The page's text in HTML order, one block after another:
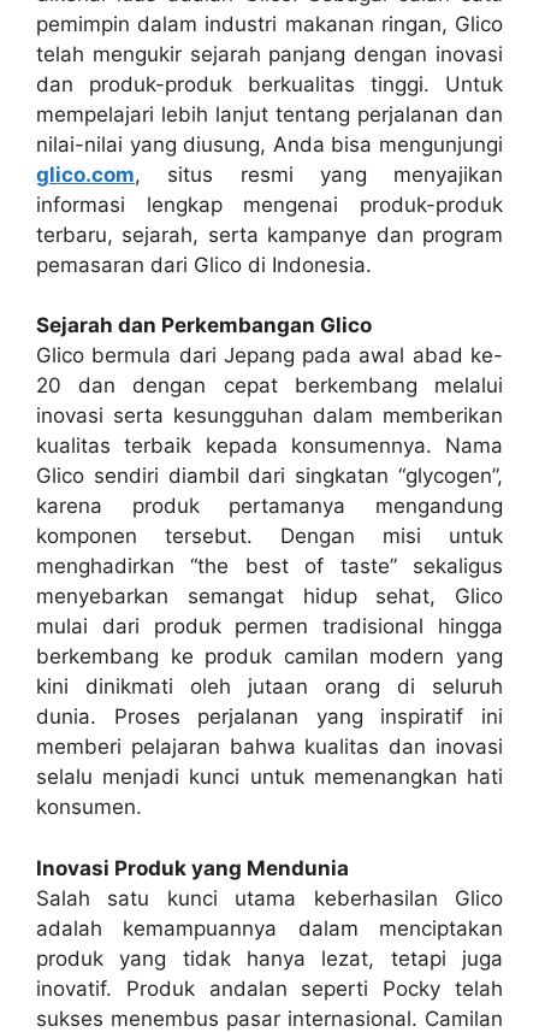
pemimpin dalam industri makanan ringan, Glico
telah mengukir sejarah panjang dengan inovasi
dan produk-produk berkualitas tinggi. Untuk
mempelajari lebih lanjut tentang perjalanan dan
nilai-nilai yang diusung, Anda bisa mengunjungi
glico.com, situs resmi yang menyajikan
informasi lengkap mengenai produk-produk
terbaru, sejarah, serta kampanye dan program
pemasaran dari Glico di Indonesia.
Sejarah dan Perkembangan Glico
Glico bermula dari Jepang pada awal abad ke-
20 dan dengan cepat berkembang melalui
inovasi serta kesungguhan dalam memberikan
kualitas terbaik kepada konsumennya. Nama
Glico sendiri diambil dari singkatan “glycogen”,
karena produk pertamanya mengandung
komponen tersebut. Dengan misi untuk
menghadirkan “the best of taste” sekaligus
menyebarkan semangat hidup sehat, Glico
mulai dari produk permen tradisional hingga
berkembang ke produk camilan modern yang
kini dinikmati oleh jutaan orang di seluruh
dunia. Proses perjalanan yang inspiratif ini
memberi pelajaran bahwa kualitas dan inovasi
selalu menjadi kunci untuk memenangkan hati
konsumen.
Inovasi Produk yang Mendunia
Salah satu kunci utama keberhasilan Glico
adalah kemampuannya dalam menciptakan
produk yang tidak hanya lezat, tetapi juga
inovatif. Produk andalan seperti Pocky telah
sukses menembus pasar internasional. Camilan